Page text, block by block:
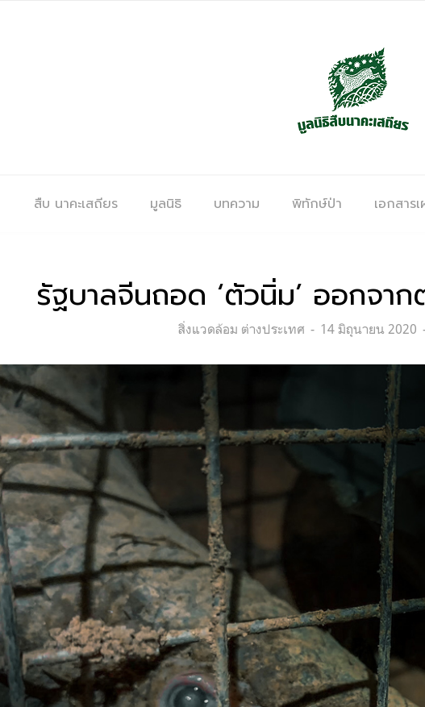
สืบ นาคะเสถียร มูลนิธิ บทความ พิทักษ์ป่า เอกสาร
รัฐบาลจีนถอด ‘ตัวนิ่ม’ ออกจา
Categories:
สิ่งแวดล้อม ต่างประเทศ
Posted
14 มิถุนายน 2020